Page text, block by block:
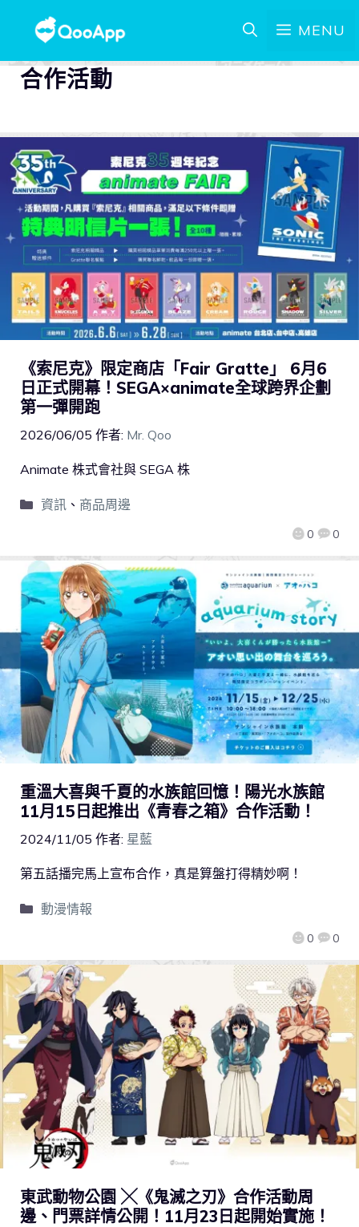
MENU
合作活動
《索尼克》限定商店「Fair Gratte」 6月6
日正式開幕！SEGA×animate全球跨界企劃
第一彈開跑
2026/06/05 作者: Mr. Qoo
0 0
Animate 株式會社與 SEGA 株
資訊、 商品周邊
重溫大喜與千夏的水族館回憶！陽光水族館
11月15日起推出《青春之箱》合作活動！
2024/11/05 作者: 星藍
0 0
第五話播完馬上宣布合作，真是算盤打得精妙啊！
動漫情報
東武動物公園 ╳《鬼滅之刃》合作活動周
邊、門票詳情公開！11月23日起開始實施！